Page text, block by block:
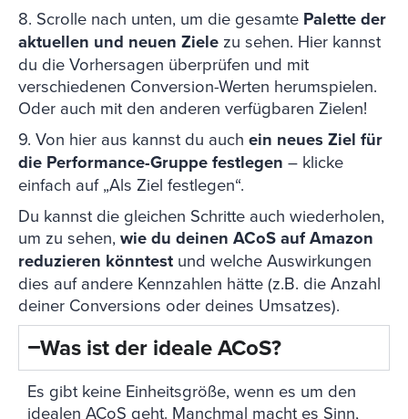
8. Scrolle nach unten, um die gesamte Palette der
aktuellen und neuen Ziele zu sehen. Hier kannst
du die Vorhersagen überprüfen und mit
verschiedenen Conversion-Werten herumspielen.
Oder auch mit den anderen verfügbaren Zielen!
9. Von hier aus kannst du auch ein neues Ziel für
die Performance-Gruppe festlegen – klicke
einfach auf „Als Ziel festlegen“.
Du kannst die gleichen Schritte auch wiederholen,
um zu sehen,wie du deinen ACoS auf Amazon
reduzieren könntest und welche Auswirkungen
dies auf andere Kennzahlen hätte (z.B. die Anzahl
deiner Conversions oder deines Umsatzes).
Was ist der ideale ACoS?
Es gibt keine Einheitsgröße, wenn es um den
idealen ACoS geht. Manchmal macht es Sinn,